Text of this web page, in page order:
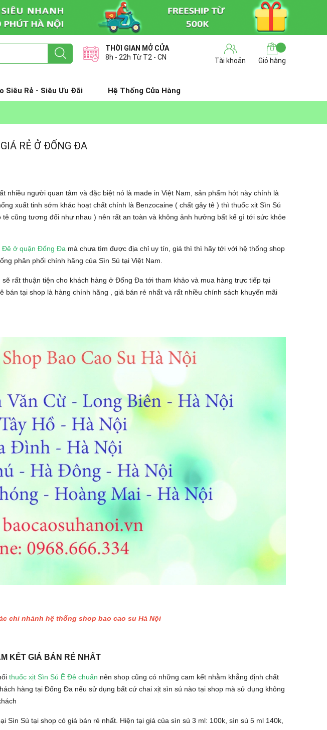
THỜI GIAN MỞ CỬA
8h - 22h Từ T2 - CN
Tài khoản Giỏ hàng
Siêu Rẻ - Siêu Ưu Đãi Hệ Thống Cửa Hàng
RẺ Ở ĐỐNG ĐA
nhiều người quan tâm và đặc biệt nó là made in Việt Nam, sản phẩm hót này chính là
xuất tinh sớm khác hoạt chất chính là Benzocaine ( chất gây tê ) thì thuốc xịt Sìn Sú
cũng tương đối như nhau ) nên rất an toàn và không ảnh hưởng bất kể gì tới sức khỏe
Đê ở quận Đống Đa mà chưa tìm được địa chỉ uy tín, giá thì thì hãy tới với hệ thống shop
phân phối chính hãng của Sìn Sú tại Việt Nam.
rất thuận tiện cho khách hàng ở Đống Đa tới tham khảo và mua hàng trực tiếp tại
bán tại shop là hàng chính hãng , giá bán rẻ nhất và rất nhiều chính sách khuyến mãi
chi nhánh hệ thống shop bao cao su Hà Nội
KẾT GIÁ BÁN RẺ NHẤT
thuốc xịt Sìn Sú Ê Đê chuẩn nên shop cũng có những cam kết nhằm khẳng định chất
hàng tại Đống Đa nếu sử dụng bất cứ chai xịt sìn sú nào tại shop mà sử dụng không
Sìn Sú tại shop có giá bán rẻ nhất. Hiện tại giá của sìn sú 3 ml: 100k, sìn sú 5 ml 140k,